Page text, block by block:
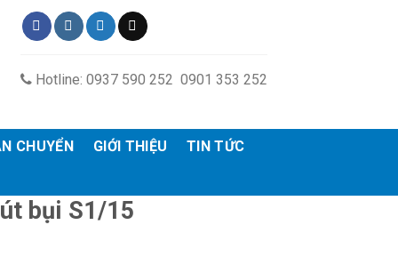
Hotline: 0937 590 252 0901 353 252
CHUYỂN GIỚI THIỆU TIN TỨC
bụi S1/15